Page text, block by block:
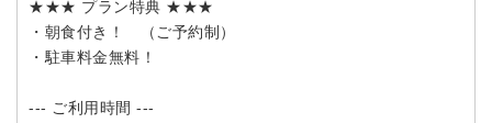
★★★ プラン特典 ★★★
・朝食付き！ （ご予約制）
・駐車料金無料！
--- ご利用時間 ---